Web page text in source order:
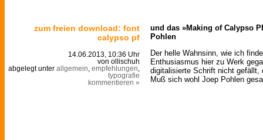
zum freien download: font
calypso pf
14.06.2013, 10:36 Uhr
von ollischuh
abgelegt unter allgemein empfehlungen
typografie
kommentieren »
und das »Making of Calypso
Pohlen
Der helle Wahnsinn, wie ich
Enthusiasmus hier zu Werk
digitalisierte Schrift nicht gefällt,
Muß sich wohl Joep Pohlen